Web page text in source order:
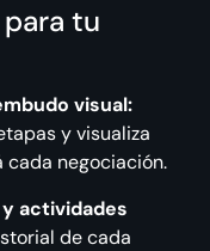
tu
visual:
y visualiza
negociación.
actividades
de cada